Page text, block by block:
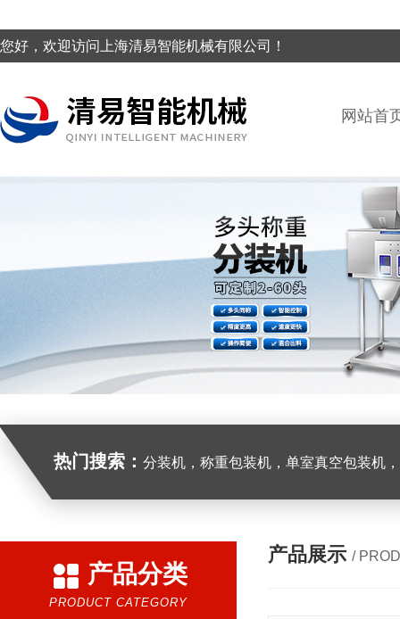
您好，欢迎访问上海清易智能机械有限公司！
网站首
热门搜索： 分装机，称重包装机，单室真空包装机，双室真
产品分类
PRODUCT CATEGORY
产品展示 /